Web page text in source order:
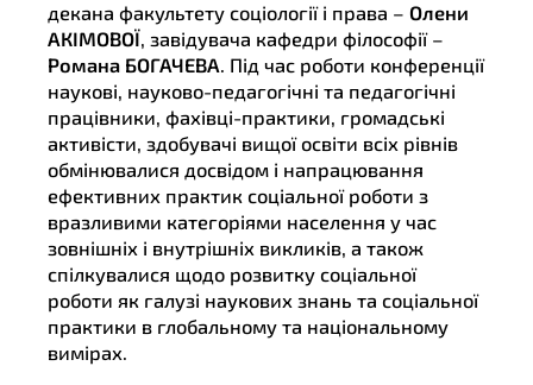
декана факультету соціології і права – Олени
АКІМОВОЇ, завідувача кафедри філософії –
Романа БОГАЧЕВА. Під час роботи конференції
наукові, науково-педагогічні та педагогічні
працівники, фахівці-практики, громадські
активісти, здобувачі вищої освіти всіх рівнів
обмінювалися досвідом і напрацювання
ефективних практик соціальної роботи з
вразливими категоріями населення у час
зовнішніх і внутрішніх викликів, а також
спілкувалися щодо розвитку соціальної
роботи як галузі наукових знань та соціальної
практики в глобальному та національному
вимірах.